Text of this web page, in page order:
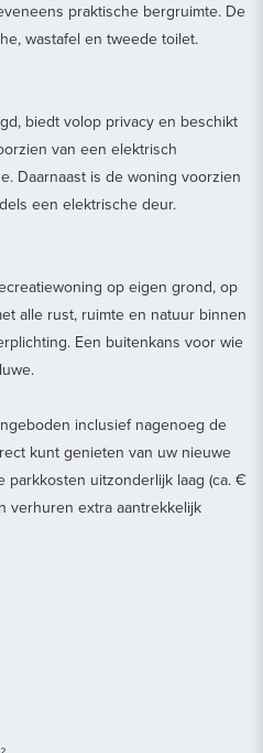
praktische bergruimte. De
wastafel en tweede toilet.
biedt volop privacy en beschikt
van een elektrisch
Daarnaast is de woning voorzien
een elektrische deur.
op eigen grond, op
alle rust, ruimte en natuur binnen
Een buitenkans voor wie
inclusief nagenoeg de
kunt genieten van uw nieuwe
uitzonderlijk laag (ca. €
verhuren extra aantrekkelijk